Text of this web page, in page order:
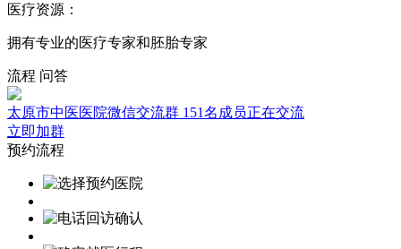
医疗资源：
拥有专业的医疗专家和胚胎专家
流程 问答
太原市中医医院微信交流群 151名成员正在交流
立即加群
预约流程